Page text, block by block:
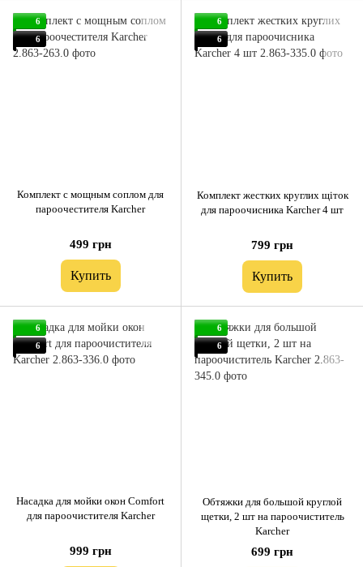
6
6
Комплект с мощным соплом для
пароочестителя Karcher
499 грн
Купить
6
6
Комплект жестких круглих щіток
для пароочисника Karcher 4 шт
799 грн
Купить
6
6
Насадка для мойки окон Comfort
для пароочистителя Karcher
999 грн
6
6
Обтяжки для большой круглой
щетки, 2 шт на пароочиститель
Karcher
699 грн